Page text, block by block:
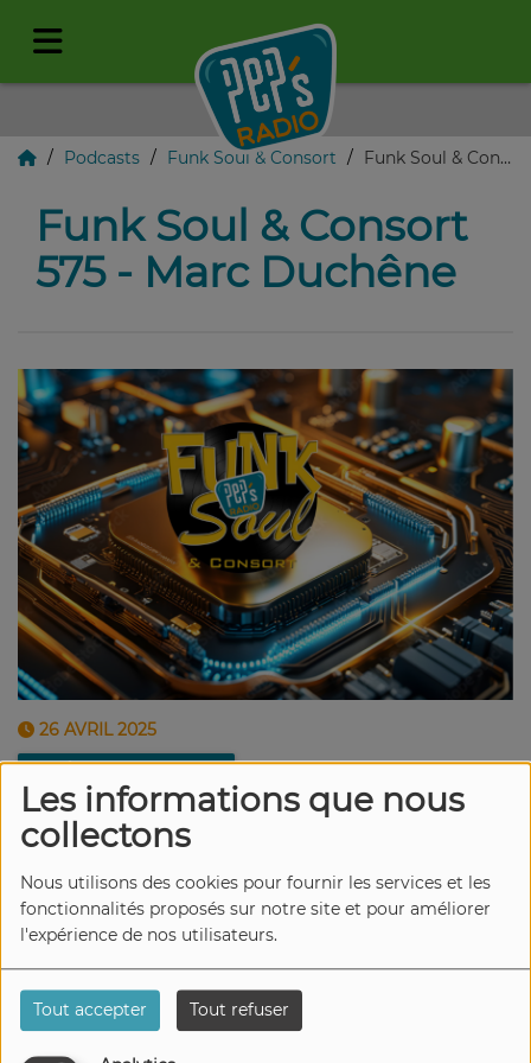
Les informations que nous
collectons
Nous utilisons des cookies pour fournir les services et les
fonctionnalités proposés sur notre site et pour améliorer
l'expérience de nos utilisateurs.
Tout accepter Tout refuser
Podcasts Funk Soul & Consort Funk Soul & Consort 575 - Marc Duchêne
Funk Soul & Consort
575 - Marc Duchêne
26 AVRIL 2025
Écouter le podcast
Un hommage à Bernard Edwards, des nouveautés
printaniers… de quoi veiller à prendre bien soin de
vous, au son de la Funk, de la Soul et de toute sa
galaxie.
« Be Funky les Amis » !
Playlist :